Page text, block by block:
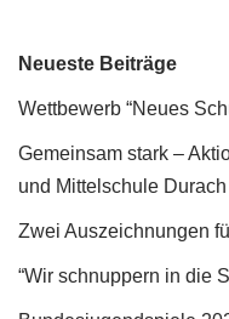
Neueste Beiträge
Wettbewerb “Neues
Gemeinsam stark –
und Mittelschule Durach
Zwei Auszeichnungen
“Wir schnuppern in die